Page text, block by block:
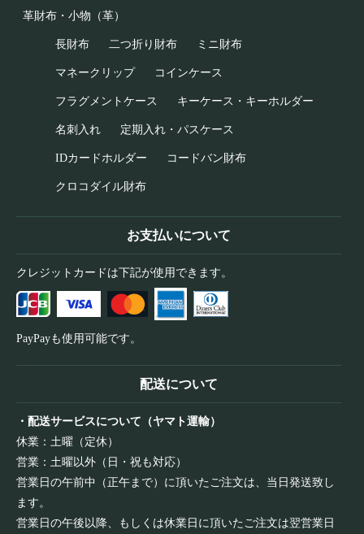
革財布・小物（革）
長財布 二つ折り財布 ミニ財布
マネークリップ コインケース
フラグメントケース キーケース・キーホルダー
名刺入れ 定期入れ・パスケース
IDカードホルダー コードバン財布
クロコダイル財布
お支払いについて
クレジットカードは下記が使用できます。
PayPayも使用可能です。
配送について
・配送サービスについて（ヤマト運輸）
休業：土曜（定休）
営業：土曜以外（日・祝も対応）
営業日の午前中（正午まで）に頂いたご注文は、当日発送致し
ます。
営業日の午後以降、もしくは休業日に頂いたご注文は翌営業日